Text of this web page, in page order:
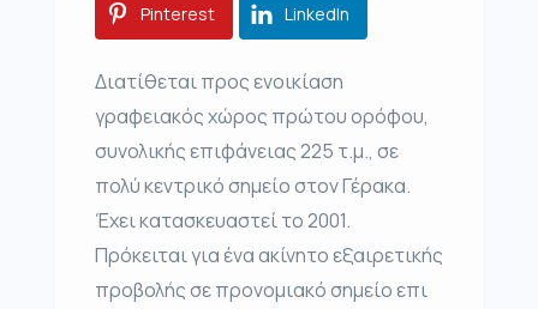
Pinterest LinkedIn
Διατίθεται προς ενοικίαση
γραφειακός χώρος πρώτου ορόφου,
συνολικής επιφάνειας 225 τ.μ., σε
πολύ κεντρικό σημείο στον Γέρακα.
Έχει κατασκευαστεί το 2001.
Πρόκειται για ένα ακίνητο εξαιρετικής
προβολής σε προνομιακό σημείο επι